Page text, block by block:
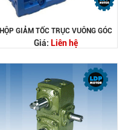
HỘP GIẢM TỐC TRỤC VUÔNG GÓC
Giá: Liên hệ